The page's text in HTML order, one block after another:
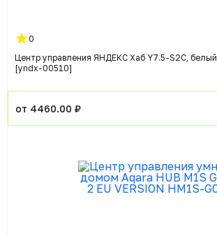
0
Центр управления ЯНДЕКС Хаб Y7.5-S2C, белый
[yndx-00510]
от 4460.00 ₽